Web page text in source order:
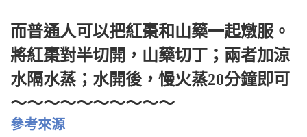
而普通人可以把紅棗和山藥一起燉服。
將紅棗對半切開，山藥切丁；兩者加涼
水隔水蒸；水開後，慢火蒸20分鐘即可
～～～～～～～～～～
參考來源